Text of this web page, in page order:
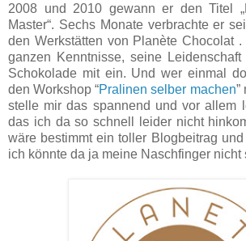
2008 und 2010 gewann er den Titel
Master“. Sechs Monate verbrachte er
den Werkstätten von Planète Chocolat
ganzen Kenntnisse, seine
Schokolade mit ein. Und wer einmal
den Workshop “Pralinen selber machen”
stelle mir das spannend und vor allem
das ich da so schnell leider nicht
wäre bestimmt ein toller Blogbeitrag
ich könnte da ja meine Naschfinger nicht